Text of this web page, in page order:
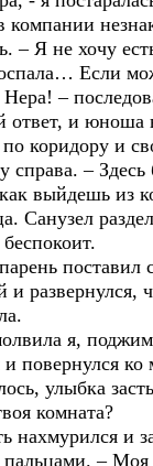
компании
– Я не хочу
Если
–
ответ, и юноша
коридору и
справа. – Здесь
выйдешь из
Санузел
поставил
и развернулся,
я,
и повернулся
улыбка
комната?
нахмурился и
пальцами. – Моя